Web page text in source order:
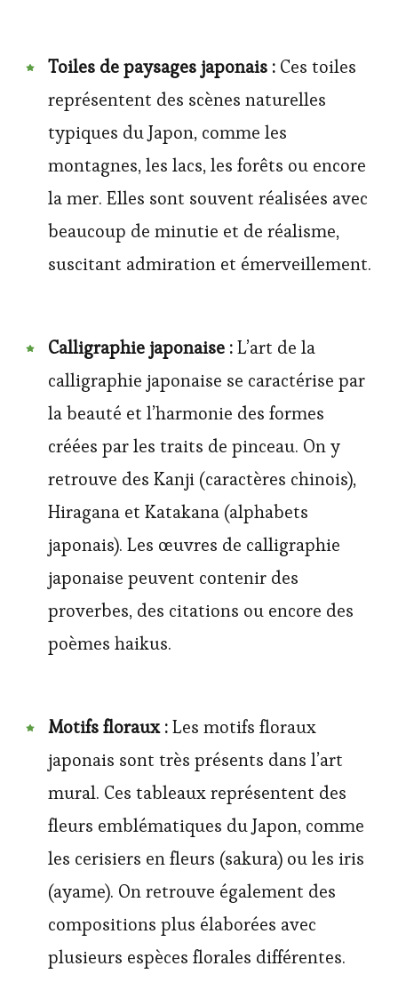
Toiles de paysages japonais : Ces toiles
représentent des scènes naturelles
typiques du Japon, comme les
montagnes, les lacs, les forêts ou encore
la mer. Elles sont souvent réalisées avec
beaucoup de minutie et de réalisme,
suscitant admiration et émerveillement.
Calligraphie japonaise :L’art de la
calligraphie japonaise se caractérise par
la beauté et l’harmonie des formes
créées par les traits de pinceau. On y
retrouve des Kanji (caractères chinois),
Hiragana et Katakana (alphabets
japonais). Les œuvres de calligraphie
japonaise peuvent contenir des
proverbes, des citations ou encore des
poèmes haikus.
Motifs floraux :Les motifs floraux
japonais sont très présents dans l’art
mural. Ces tableaux représentent des
fleurs emblématiques du Japon, comme
les cerisiers en fleurs (sakura) ou les iris
(ayame). On retrouve également des
compositions plus élaborées avec
plusieurs espèces florales différentes.